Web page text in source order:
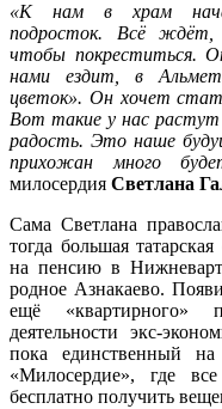
«К нам в храм
подросток. Всё ждёт,
чтобы покреститься.
нами ездит, в
цветок». Он хочет
Вот такие у нас растут
радость. Это наше
прихожан много
милосердия Светлана
Сама Светлана
тогда большая
на пенсию в
родное Азнакаево.
ещё «квартирного»
деятельности экс-
пока единственный
«Милосердие», где
бесплатно получить